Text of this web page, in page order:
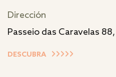
Dirección
Passeio das Caravelas
DESCUBRA